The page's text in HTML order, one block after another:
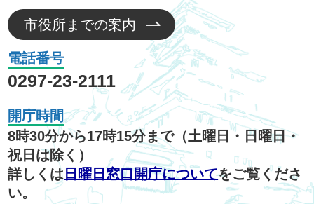
市役所までの案内
電話番号
0297-23-2111
開庁時間
8時30分から17時15分まで（土曜日・日曜日・
祝日は除く）
詳しくは 日曜日窓口開庁についてをご覧くださ
い。